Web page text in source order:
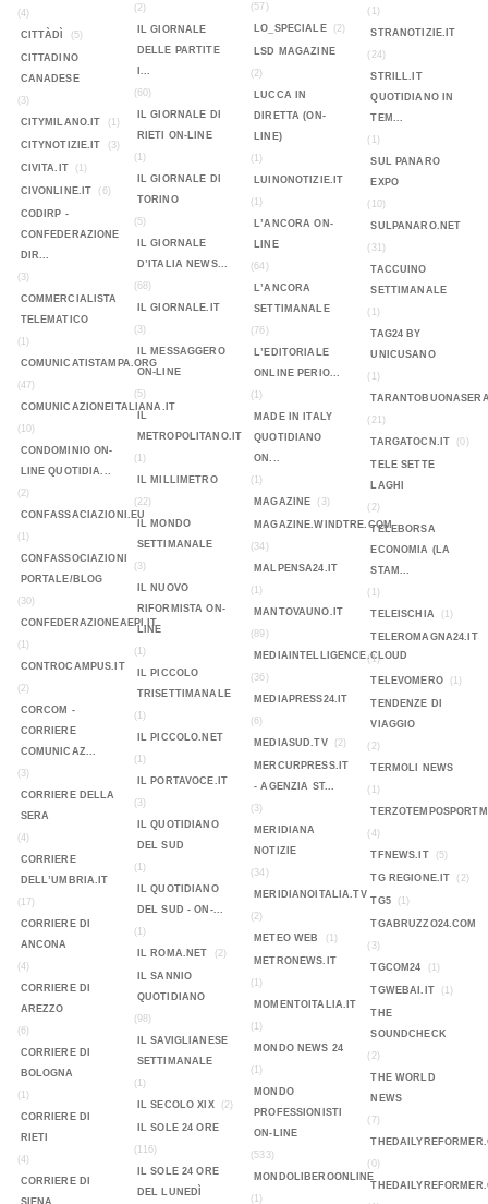
(4)
CITTÀDÌ
(5)
CITTADINO
CANADESE
(3)
CITYMILANO.IT
(1)
CITYNOTIZIE.IT (3)
CIVITA.IT (1)
CIVONLINE.IT (6)
CODIRP -
CONFEDERAZIONE
DIR...
(3)
COMMERCIALISTA
TELEMATICO
(1)
COMUNICATISTAMPA.ORG
(47)
COMUNICAZIONEITALIANA.IT
(10)
CONDOMINIO ON-
LINE QUOTIDIA...
(2)
CONFASSACIAZIONI.EU
(1)
CONFASSOCIAZIONI
PORTALE/BLOG
(30)
CONFEDERAZIONEAEPI.IT
(1)
CONTROCAMPUS.IT
(2)
CORCOM -
CORRIERE
COMUNICAZ...
(3)
CORRIERE DELLA
SERA
(4)
CORRIERE
DELL’UMBRIA.IT
(17)
CORRIERE DI
ANCONA
(4)
CORRIERE DI
AREZZO
(6)
CORRIERE DI
BOLOGNA
(1)
CORRIERE DI
RIETI
(4)
CORRIERE DI
(2)
IL GIORNALE
DELLE PARTITE
I...
(60)
IL GIORNALE DI
RIETI ON-LINE
(1)
IL GIORNALE DI
TORINO
(5)
IL GIORNALE
D’ITALIA NEWS...
(68)
IL GIORNALE.IT
(3)
IL MESSAGGERO
ON-LINE
(5)
IL
METROPOLITANO.IT
(1)
IL MILLIMETRO
(22)
IL MONDO
SETTIMANALE
(3)
IL NUOVO
RIFORMISTA ON-
LINE
(1)
IL PICCOLO
TRISETTIMANALE
(1)
IL PICCOLO.NET
(1)
IL PORTAVOCE.IT
(3)
IL QUOTIDIANO
DEL SUD
(1)
IL QUOTIDIANO
DEL SUD - ON-...
(1)
IL ROMA.NET
(2)
IL SANNIO
QUOTIDIANO
(98)
IL SAVIGLIANESE
SETTIMANALE
(1)
IL SECOLO XIX
(2)
IL SOLE 24 ORE
(116)
IL SOLE 24 ORE
DEL LUNEDÌ
(57)
LO_SPECIALE
(2)
LSD MAGAZINE
(2)
LUCCA IN
DIRETTA (ON-
LINE)
(1)
LUINONOTIZIE.IT
(1)
L’ANCORA ON-
LINE
(64)
L’ANCORA
SETTIMANALE
(76)
L’EDITORIALE
ONLINE PERIO...
(1)
MADE IN ITALY
QUOTIDIANO
ON...
(1)
MAGAZINE
(3)
MAGAZINE.WINDTRE.COM
(34)
MALPENSA24.IT
(1)
MANTOVAUNO.IT
(89)
MEDIAINTELLIGENCE.CLOUD
(36)
MEDIAPRESS24.IT
(6)
MEDIASUD.TV
(2)
MERCURPRESS.IT
- AGENZIA ST...
(3)
MERIDIANA
NOTIZIE
(34)
MERIDIANOITALIA.TV
(2)
METEO WEB
(1)
METRONEWS.IT
(1)
MOMENTOITALIA.IT
(1)
MONDO NEWS 24
(1)
MONDO
PROFESSIONISTI
ON-LINE
(533)
MONDOLIBEROONLINE
(1)
(1)
STRANOTIZIE.IT
(24)
STRILL.IT
QUOTIDIANO IN
TEM...
(1)
SUL PANARO
EXPO
(10)
SULPANARO.NET
(31)
TACCUINO
SETTIMANALE
(1)
TAG24 BY
UNICUSANO
(1)
(21)
TARGATOCN.IT
(0)
TELE SETTE
LAGHI
(2)
TELEBORSA
ECONOMIA (LA
STAM...
(1)
TELEISCHIA
(1)
TELEROMAGNA24.IT
(1)
TELEVOMERO
(1)
TENDENZE DI
VIAGGIO
(2)
TERMOLI NEWS
(1)
(4)
TFNEWS.IT
(5)
TG REGIONE.IT (2)
TG5 (1)
TGABRUZZO24.COM
(3)
TGCOM24
(1)
TGWEBAI.IT (1)
THE
SOUNDCHECK
(2)
THE WORLD
NEWS
(7)
(0)